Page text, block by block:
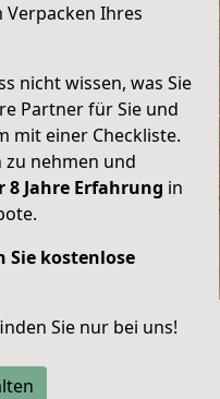
Ihres
nicht wissen, was Sie
Partner für Sie und
mit einer Checkliste.
zu nehmen und
8 Jahre Erfahrung in
Sie kostenlose
Sie nur bei uns!